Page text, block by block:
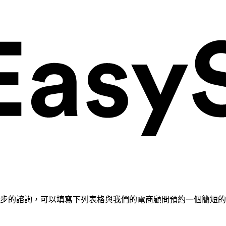
的諮詢，可以填寫下列表格與我們的電商顧問預約一個簡短